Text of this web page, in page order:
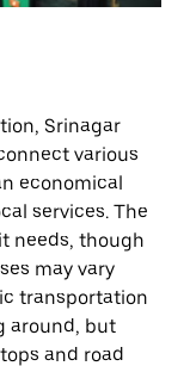
Srinagar
various
economical
services. The
needs, though
may vary
transportation
around, but
and road